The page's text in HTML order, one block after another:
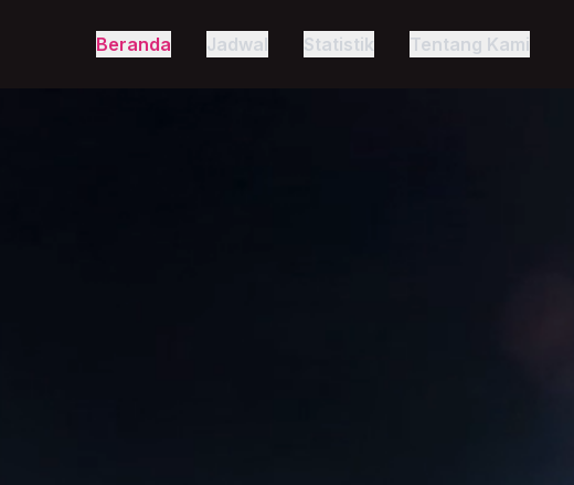
Beranda Jadwal Statistik Tentang Kami